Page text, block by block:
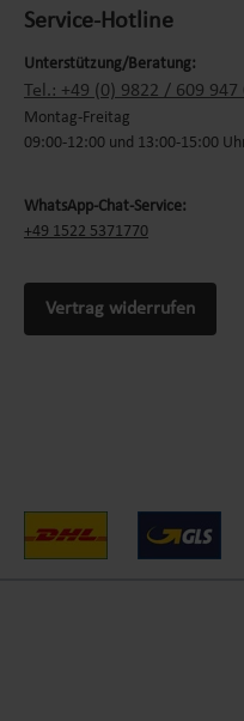
Service-Hotline
Unterstützung/Beratung:
Tel.: +49 (0) 9822 / 609
Montag-Freitag
09:00-12:00 und 13:00-15:00
WhatsApp-Chat-Service:
+49 1522 5371770
Vertrag widerrufen